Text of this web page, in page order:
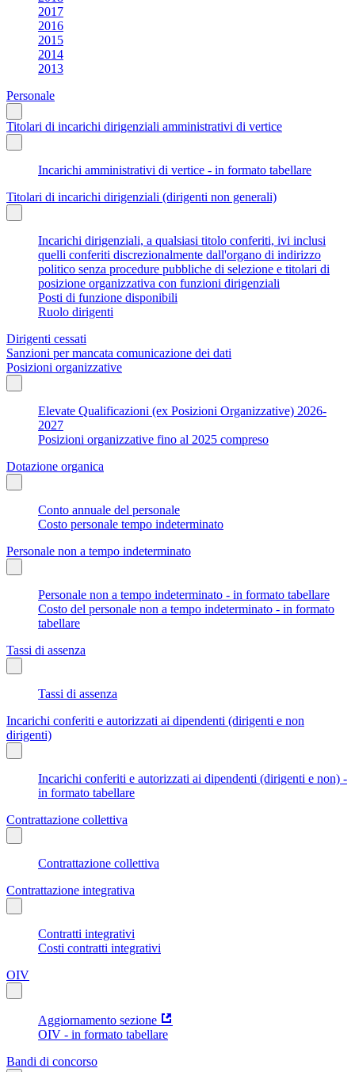
2017
2016
2015
2014
2013
Personale
Titolari di incarichi dirigenziali amministrativi di vertice
Incarichi amministrativi di vertice - in formato tabellare
Titolari di incarichi dirigenziali (dirigenti non generali)
Incarichi dirigenziali, a qualsiasi titolo conferiti, ivi inclusi
quelli conferiti discrezionalmente dall'organo di indirizzo
politico senza procedure pubbliche di selezione e titolari di
posizione organizzativa con funzioni dirigenziali
Posti di funzione disponibili
Ruolo dirigenti
Dirigenti cessati
Sanzioni per mancata comunicazione dei dati
Posizioni organizzative
Elevate Qualificazioni (ex Posizioni Organizzative) 2026-
2027
Posizioni organizzative fino al 2025 compreso
Dotazione organica
Conto annuale del personale
Costo personale tempo indeterminato
Personale non a tempo indeterminato
Personale non a tempo indeterminato - in formato tabellare
Costo del personale non a tempo indeterminato - in formato
tabellare
Tassi di assenza
Tassi di assenza
Incarichi conferiti e autorizzati ai dipendenti (dirigenti e non
dirigenti)
Incarichi conferiti e autorizzati ai dipendenti (dirigenti e non) -
in formato tabellare
Contrattazione collettiva
Contrattazione collettiva
Contrattazione integrativa
Contratti integrativi
Costi contratti integrativi
OIV
Aggiornamento sezione
OIV - in formato tabellare
Bandi di concorso